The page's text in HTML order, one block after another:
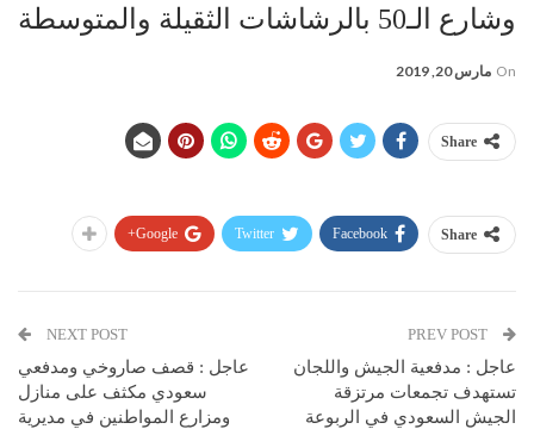
وشارع الـ50 بالرشاشات الثقيلة والمتوسطة
On مارس 20, 2019
Share
Share
Facebook
Twitter
Google+
عاجل : مدفعية الجيش واللجان
تستهدف تجمعات مرتزقة
الجيش السعودي في الربوعة
NEXT POST
عاجل : قصف صاروخي ومدفعي
سعودي مكثف على منازل
ومزارع المواطنين في مديرية